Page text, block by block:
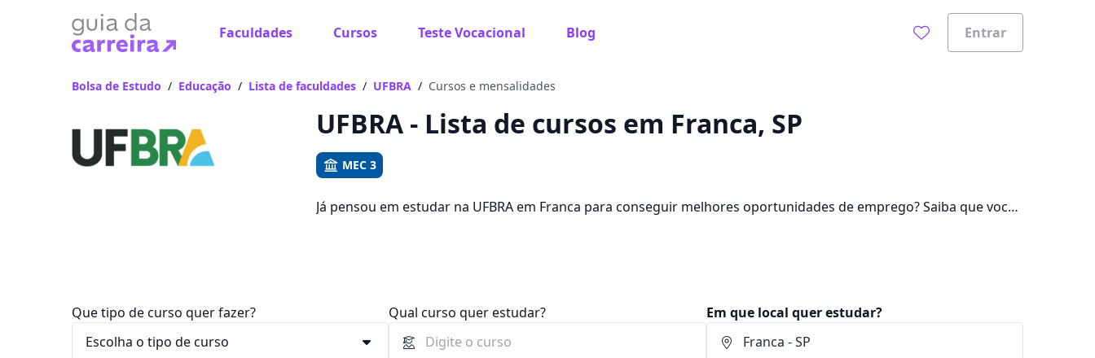
Faculdades Cursos Teste Vocacional Blog Entrar
Vamos te guiar no caminho ideal para seus estudos
Bolsa de Estudo / Educação / Lista de faculdades / UFBRA / Cursos e mensalidades
UFBRA - Lista de cursos em Franca, SP
MEC 3
Já pensou em estudar na UFBRA em Franca para conseguir melhores oportunidades de emprego? Saiba que você
Que tipo de curso quer fazer? Qual curso quer estudar? Em que local quer estudar?